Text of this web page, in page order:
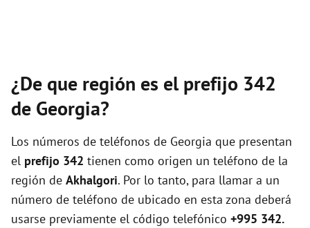
¿De que región es el prefijo 342
de Georgia?
Los números de teléfonos de Georgia que presentan
el prefijo 342 tienen como origen un teléfono de la
región de Akhalgori. Por lo tanto, para llamar a un
número de teléfono de ubicado en esta zona deberá
usarse previamente el código telefónico +995 342.